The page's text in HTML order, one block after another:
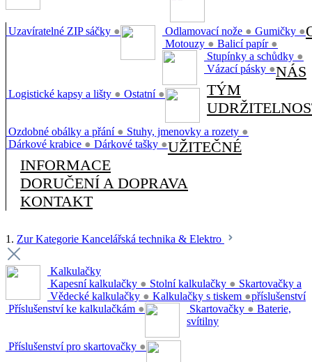
Uzavíratelné ZIP sáčky ● Odlamovací nože ● Gumičky ●
Motouzy ● Balicí papír ●
Stupínky a schůdky ●
Vázací pásky ●
Logistické kapsy a lišty ● Ostatní ●
Ozdobné obálky a přání ● Stuhy, jmenovky a rozety ●
Dárkové krabice ● Dárkové tašky ●
NÁS
TÝM
UŽITEČNÉ
INFORMACE
DORUČENÍ A DOPRAVA
KONTAKT
1. Zur Kategorie Kancelářská technika & Elektro
Kalkulačky
Kapesní kalkulačky ● Stolní kalkulačky ●
Vědecké kalkulačky ● Kalkulačky s tiskem ●
Příslušenství ke kalkulačkám ●
Skartovačky a
příslušenství
Skartovačky ●
Příslušenství pro skartovačky ●
Baterie,
svítilny